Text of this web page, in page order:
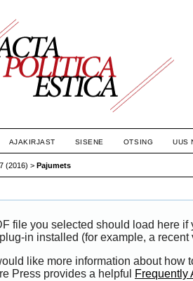
AJAKIRJAST SISENE OTSING UUS
(2016) > Pajumets
file you selected should load here if
in installed (for example, a
like more information about how
Press provides a helpful
Frequently